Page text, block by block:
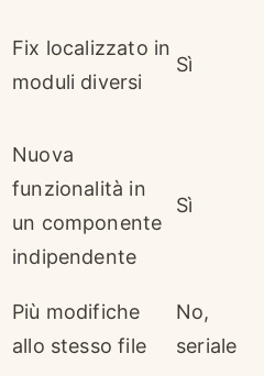
Fix localizzato in
moduli diversi
Sì
Nuova
funzionalità in
un componente
indipendente
Sì
Più modifiche
allo stesso file
No,
seriale